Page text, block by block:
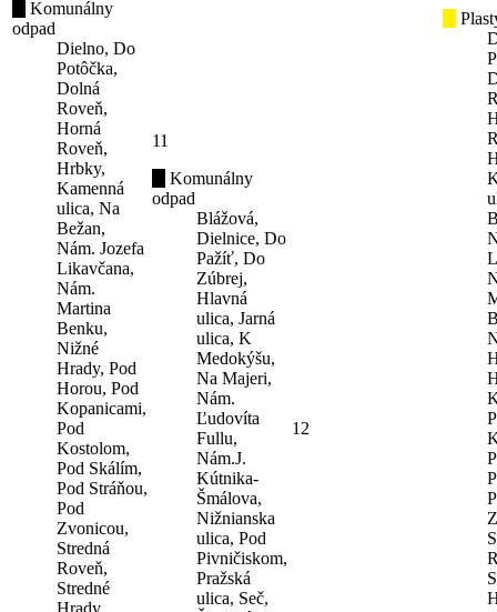
Komunálny
odpad
Dielno, Do
Potôčka,
Dolná
Roveň,
Horná
Roveň,
Hrbky,
Kamenná
ulica, Na
Bežan,
Nám. Jozefa
Likavčana,
Nám.
Martina
Benku,
Nižné
Hrady, Pod
Horou, Pod
Kopanicami,
Pod
Kostolom,
Pod Skálím,
Pod Stráňou,
Pod
Zvonicou,
Stredná
Roveň,
Stredné
Hrady,
11
Komunálny
odpad
Blážová,
Dielnice, Do
Pažíť, Do
Zúbrej,
Hlavná
ulica, Jarná
ulica, K
Medokýšu,
Na Majeri,
Nám.
Ľudovíta
Fullu,
Nám.J.
Kútnika-
Šmálova,
Nižnianska
ulica, Pod
Pivničiskom,
Pražská
ulica, Seč,
12